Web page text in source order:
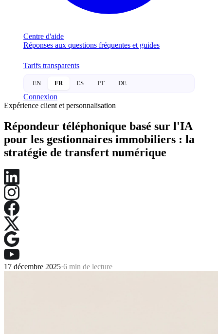
Centre d'aide
Réponses aux questions fréquentes et guides
Tarifs transparents
EN FR ES PT DE
Connexion
Expérience client et personnalisation
Répondeur téléphonique basé sur l'IA
pour les gestionnaires immobiliers : la
stratégie de transfert numérique
17 décembre 2025·6 min de lecture